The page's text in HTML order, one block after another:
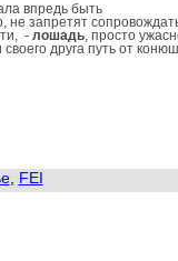
впредь быть
не запретят
- лошадь, просто
друга путь от
, FEI